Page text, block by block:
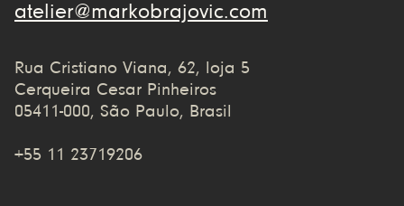
atelier@markobrajovic.com
Rua Cristiano Viana, 62, loja 5
Cerqueira Cesar Pinheiros
05411-000, São Paulo, Brasil
+55 11 23719206